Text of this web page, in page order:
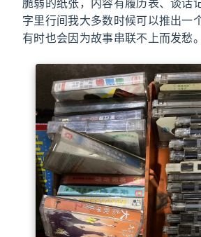
字里行间我大多数时候可以推出一
有时也会因为故事串联不上而发愁。